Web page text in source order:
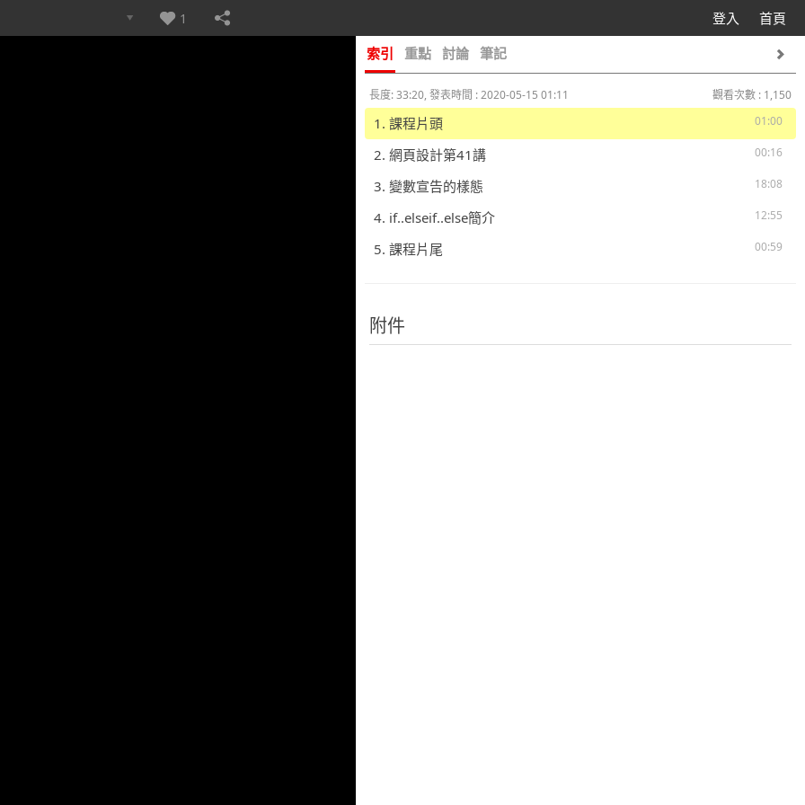
登入 首頁
1
索引 重點 討論 筆記
長度: 33:20, 發表時間 : 2020-05-15 01:11
觀看次數 : 1,150
01:00
1. 課程片頭
00:16
2. 網頁設計第41講
18:08
3. 變數宣告的樣態
12:55
4. if..elseif..else簡介
00:59
5. 課程片尾
附件